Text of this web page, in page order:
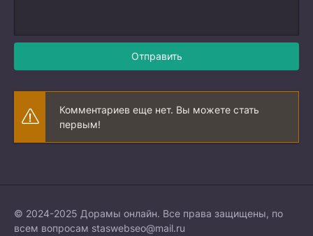
Отправить
Комментариев еще нет. Вы можете стать
первым!
© 2024-2025 Дорамы онлайн. Все права защищены, по
всем вопросам staswebseo@mail.ru